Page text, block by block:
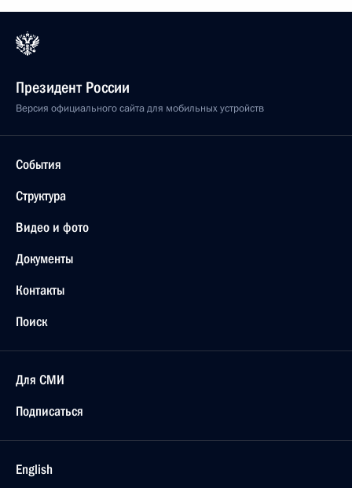
Президент России
Версия официального сайта для мобильных устройств
События
Структура
Видео и фото
Документы
Контакты
Поиск
Для СМИ
Подписаться
English